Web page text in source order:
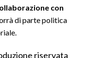
con
di parte politica
riservata